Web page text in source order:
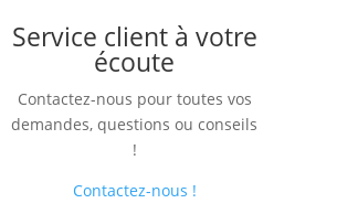
Service client à votre
écoute
Contactez-nous pour toutes vos
demandes, questions ou conseils
!
Contactez-nous !